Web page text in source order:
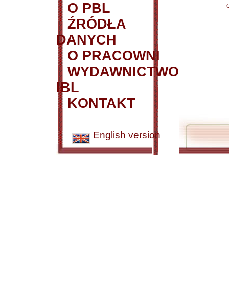
O PBL
ŹRÓDŁA
DANYCH
O PRACOWNI
WYDAWNICTWO
IBL
KONTAKT
English version